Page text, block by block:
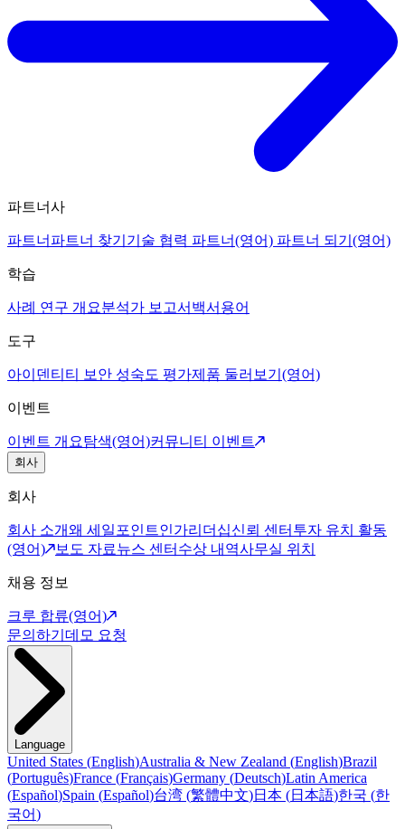
파트너사
파트너 파트너 찾기 기술 협력 파트너(영어) 파트너 되기(영어)
학습
사례 연구 개요분석가 보고서 백서 용어
도구
아이덴티티 보안 성숙도 평가제품 둘러보기(영어)
이벤트
이벤트 개요탐색(영어)커뮤니티 이벤트
회사
회사
회사 소개왜 세일포인트인가리더십신뢰 센터 투자 유치 활동
(영어)
보도 자료뉴스 센터 수상 내역사무실 위치
채용 정보
크루 합류(영어)
문의하기 데모 요청
Language
United States (English)Australia & New Zealand (English)Brazil
(Português)France (Français)Germany (Deutsch)Latin America
(Español)Spain (Español)台湾 (繁體中文)日本 (日本語)한국 (한
국어)